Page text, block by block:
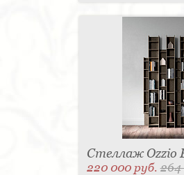
Стеллаж Ozzio
220 000 руб.264